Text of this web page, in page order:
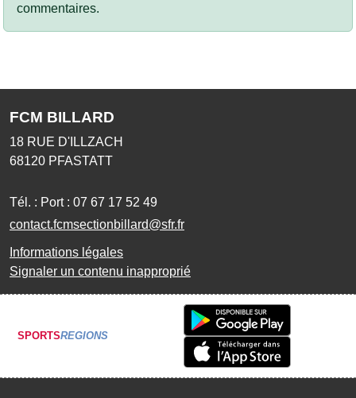
commentaires.
FCM BILLARD
18 RUE D'ILLZACH
68120 PFASTATT
Tél. : Port : 07 67 17 52 49
contact.fcmsectionbillard@sfr.fr
Informations légales
Signaler un contenu inapproprié
SPORTSREGIONS